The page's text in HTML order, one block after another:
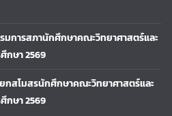
มการสภานักศึกษาคณะวิทยาศาสตร์และ
กษา 2569
กสโมสรนักศึกษาคณะวิทยาศาสตร์และ
กษา 2569